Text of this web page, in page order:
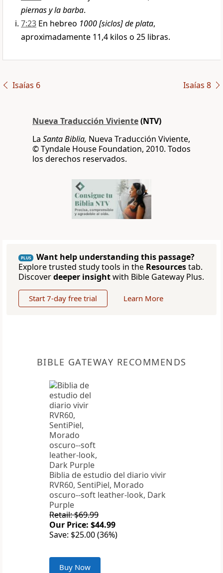
piernas y la barba.
7:23 En hebreo 1000 [siclos] de plata,
aproximadamente 11,4 kilos o 25 libras.
Isaías 6 Isaías 8
Nueva Traducción Viviente(NTV)
La Santa Biblia, Nueva Traducción Viviente,
© Tyndale House Foundation, 2010. Todos
los derechos reservados.
PLUS
Want help understanding this passage?
Explore trusted study tools in the Resourcestab.
Discoverdeeper insightwith Bible Gateway Plus.
Start 7-day free trial Learn More
BIBLE GATEWAY RECOMMENDS
Biblia de estudio del diario vivir
RVR60, SentiPiel, Morado
oscuro--soft leather-look, Dark
Purple
Retail: $69.99
Our Price: $44.99
Save: $25.00 (36%)
Buy Now